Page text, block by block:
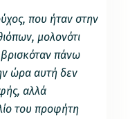
που ήταν στην
μολονότι
βρισκόταν πάνω
ώρα αυτή δεν
αλλά
του προφήτη